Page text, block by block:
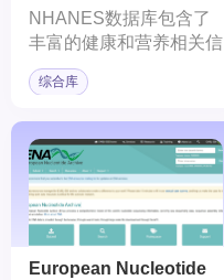
NHANES数据库包含了
丰富的健康和营养相关信
息，如生物学指标、生活
方式、饮食习惯、体格测
卫生研究和流行病学研究
提供了宝贵的数据资源。
综合库
European Nucleotide